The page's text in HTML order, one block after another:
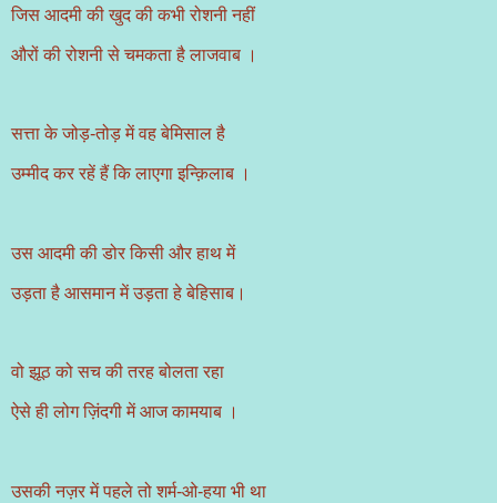
जिस आदमी की खुद की कभी रोशनी नहीं
औरों की रोशनी से चमकता है लाजवाब ।
सत्ता के जोड़-तोड़ में वह बेमिसाल है
उम्मीद कर रहें हैं कि लाएगा इन्क़िलाब ।
उस आदमी की डोर किसी और हाथ में
उड़ता है आसमान में उड़ता हे बेहिसाब।
वो झूठ को सच की तरह बोलता रहा
ऐसे ही लोग ज़िंदगी में आज कामयाब ।
उसकी नज़र में पहले तो शर्म-ओ-हया भी था